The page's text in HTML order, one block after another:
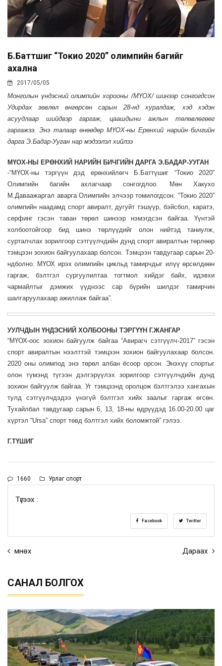
Б.Баттүшиг “Токио 2020” олимпийн багийг
ахална
2017/05/05
Монголын үндэсний олимпийн хорооны /МҮОХ/ шинээр сонгогдсон
Удирдах зөвлөл өнгөрсөн сарын 28-нд хуралдаж, хэд хэдэн
асуудлаар шийдвэр гаргаж, цаашдыни ажлын төлөвлөгөөг
гаргажээ. Энэ талаар өнөөдөр МҮОХ-ны Ерөнхий нарийн бичгийн
дарга Э.Бадар-Ууган нар мэдээлэл хийлээ
МҮОХ-НЫ ЕРӨНХИЙ НАРИЙН БИЧГИЙН ДАРГА Э.БАДАР-УУГАН
-“МҮОХ-ны тэргүүн дэд ерөнхийлөгч Б.Баттүшиг “Токио 2020”
Олимпийн багийн ахлагчаар сонгогдлоо. Мөн Хакухо
М.Даваажаргал аварга Олимпийн элчээр томилогдсон. “Токио 2020”
олимпийн наадамд спорт авиралт, дугуйт тэшүүр, бэйсбол, каратэ,
серфинг гэсэн таван төрөл шинээр нэмэгдсэн байгаа. Үүнтэй
холбоотойгоор бид шинэ төрлүүдийг олон нийтэд таниулж,
сурталчлах зорилгоор сэтгүүлчдийн дунд спорт авиралтын төрлөөр
тэмцээн зохион байгуулахаар болсон. Тэмцээн тавдугаар сарын 20-
ндболно. МҮОХ ирэх олимпийн цикльд тамирчдыг илүү өрсөлдөөн
гаргаж, бэлтгэл сургуулилтаа тогтмол хийдэг байх, идэвхи
чармайлтыг дэмжих үүднээс сар бүрийн шилдэг тамирчин
шалгаруулахаар ажиллаж байгаа”.
УУЛЧДЫН ҮНДЭСНИЙ ХОЛБООНЫ ТЭРГҮҮН Г.ЖАНГАР
“МҮОХ-оос зохион байгуулж байгаа “Авирагч сэтгүүлч-2017” гэсэн
спорт авиралтын нээлттэй тэмцээн зохион байгуулахаар болсон.
2020 оны олимпод энэ төрөл албан ёсоор орсон. Энэхүү спортыг
олон түмэнд түгээн дэлгэрүүлэх зорилгоор сэтгүүлчдийн дунд
зохион байгуулж байгаа. Уг тэмцээнд оролцож бэлтгэлээ хангахын
тулд сэтгүүлчдэдээ үнэгүй бэлтгэл хийх заалыг гаргаж өгсөн.
Тухайлбал тавдугаар сарын 6, 13, 18-ны өдрүүдэд 16.00-20.00 цаг
хүртэл “Ursa” спорт төвд бэлтгэл хийх боломжтой” гэлээ.
Г.ТҮШИГ
1660 Урлаг спорт
Түгээх :
Facebook Twitter
Өмнөх Дараах
САНАЛ БОЛГОХ